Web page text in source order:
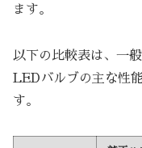
ます。
以下の比較表は、一
LEDバルブの主な性
す。